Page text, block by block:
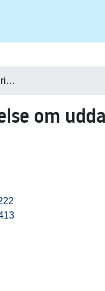
Bekendtgørelse om ændring af bekendtgørelse om uddannelse af pædagoger
om